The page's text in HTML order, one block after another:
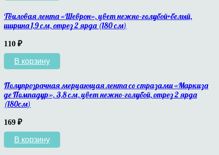
Твиловая лента «Шеврон», цвет нежно-голубой+белый,
ширина 1,9 см, отрез 2 ярда (180 см)
110 ₽
В корзину
Полупрозрачная мерцающая лента со стразами «Маркиза
де Помпадур», 3,8 см, цвет нежно-голубой, отрез 2 ярда
(180см)
169 ₽
В корзину